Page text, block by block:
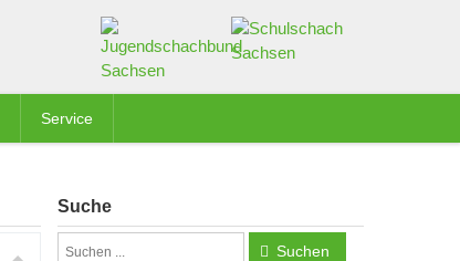
Service
Suche
Suchen